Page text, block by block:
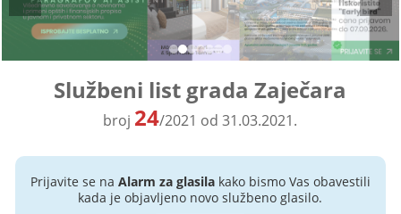
Službeni list grada Zaječara
broj 24/2021 od 31.03.2021.
Prijavite se na Alarm za glasilakako bismo Vas obavestili
kada je objavljeno novo službeno glasilo.